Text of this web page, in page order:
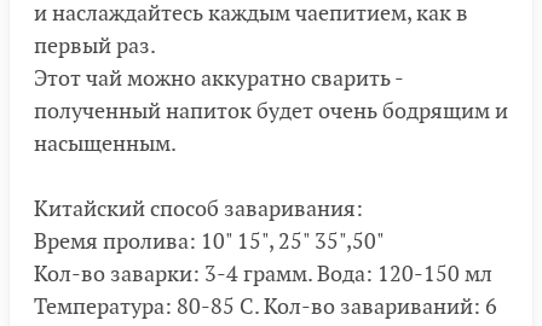
и наслаждайтесь каждым чаепитием, как в
первый раз.
Этот чай можно аккуратно сварить -
полученный напиток будет очень бодрящим и
насыщенным.
Китайский способ заваривания:
Время пролива: 10" 15", 25" 35",50"
Кол-во заварки: 3-4 грамм. Вода: 120-150 мл
Температура: 80-85 С. Кол-во завариваний: 6